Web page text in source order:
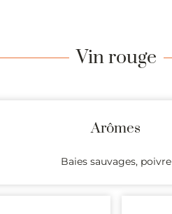
Vin rouge
Arômes
Baies sauvages, poivre